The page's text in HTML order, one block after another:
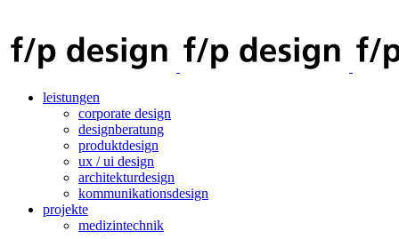
leistungen
corporate design
designberatung
produktdesign
ux / ui design
architekturdesign
kommunikationsdesign
projekte
medizintechnik